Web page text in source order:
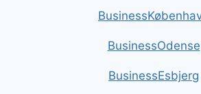
BusinessOdense
BusinessEsbjerg